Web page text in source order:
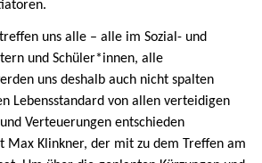
uns alle – alle im Sozial- und
und Schüler*innen, alle
uns deshalb auch nicht spalten
Lebensstandard von allen verteidigen
Verteuerungen entschieden
Max Klinkner, der mit zu dem Treffen am